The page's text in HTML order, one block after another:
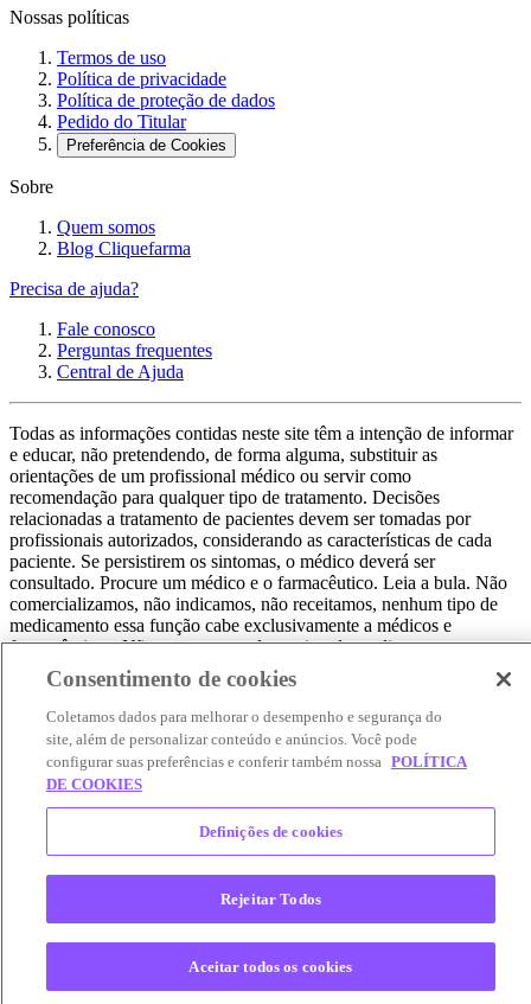
Nossas políticas
Termos de uso
Política de privacidade
Política de proteção de dados
Pedido do Titular
Preferência de Cookies
Sobre
Quem somos
Blog Cliquefarma
Precisa de ajuda?
Fale conosco
Perguntas frequentes
Central de Ajuda
Todas as informações contidas neste site têm a intenção de informar
e educar, não pretendendo, de forma alguma, substituir as
orientações de um profissional médico ou servir como
recomendação para qualquer tipo de tratamento. Decisões
relacionadas a tratamento de pacientes devem ser tomadas por
profissionais autorizados, considerando as características de cada
paciente. Se persistirem os sintomas, o médico deverá ser
consultado. Procure um médico e o farmacêutico. Leia a bula. Não
comercializamos, não indicamos, não receitamos, nenhum tipo de
medicamento essa função cabe exclusivamente a médicos e
farmacêuticos. Não consuma qualquer tipo de medicamento sem
consultar seu médico. Não somos uma loja ou marketplace, ou seja,
não realizamos a venda de medicamentos, apenas contribuímos para
que você encontre o preço mais barato, comparando os preços de
produtos farmacêuticos. Contribuímos e damos auxílio para que sua
experiência seja bem-sucedida, mas a finalização da compra
acontece nos sites das nossas lojas parceiras.
© 2025 Afya Participações S.A. - todos os direitos reservados.
Alameda Lorena, 269 - Jardim Paulista - São Paulo / SP - CEP.:
01424-001 - CNPJ 23.399.329/0002-53.
Consentimento de cookies
Coletamos dados para melhorar o desempenho e segurança do
site, além de personalizar conteúdo e anúncios. Você pode
configurar suas preferências e conferir também nossa POLÍTICA
DE COOKIES
Definições de cookies
Rejeitar Todos
Aceitar todos os cookies